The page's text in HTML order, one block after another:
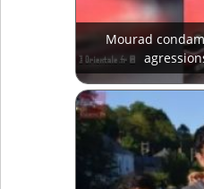
Mourad